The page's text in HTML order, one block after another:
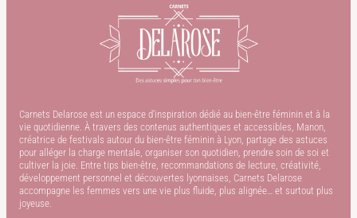
Carnets Delarose est un espace d’inspiration dédié au bien-être féminin et à la
vie quotidienne. À travers des contenus authentiques et accessibles, Manon,
créatrice de festivals autour du bien-être féminin à Lyon, partage des astuces
pour alléger la charge mentale, organiser son quotidien, prendre soin de soi et
cultiver la joie. Entre tips bien-être, recommandations de lecture, créativité,
développement personnel et découvertes lyonnaises, Carnets Delarose
accompagne les femmes vers une vie plus fluide, plus alignée… et surtout plus
joyeuse.